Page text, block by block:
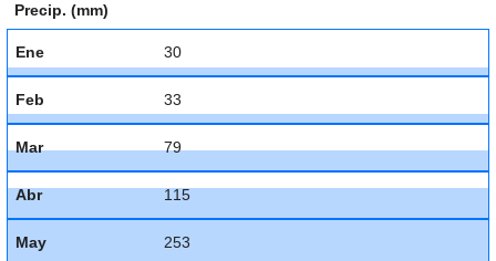
Precip. (mm)
Ene 30
Feb 33
Mar 79
Abr 115
May 253